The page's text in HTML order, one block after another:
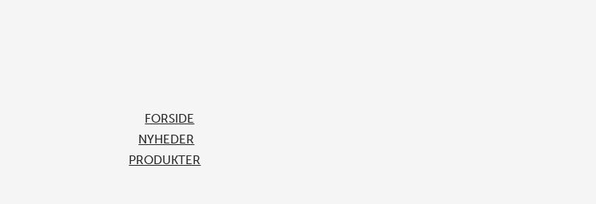
FORSIDE
NYHEDER
PRODUKTER